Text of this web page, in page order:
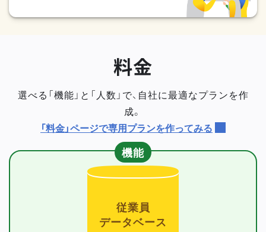
料金
選べる「機能」と「人数」で、自社に最適なプランを作
成。
「料金」ページで専用プランを作ってみる
機能
従業員
データベース